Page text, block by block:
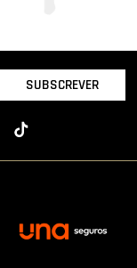
SUBSCREVER